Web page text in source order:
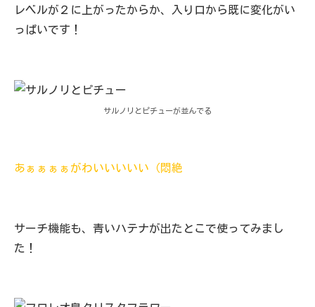
レベルが２に上がったからか、入り口から既に変化がい
っぱいです！
サルノリとピチューが並んでる
あぁぁぁぁがわいいいいい（悶絶
サーチ機能も、青いハテナが出たとこで使ってみまし
た！